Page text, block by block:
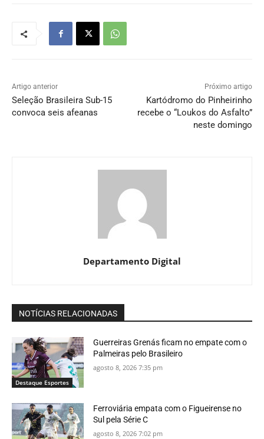
Artigo anterior
Seleção Brasileira Sub-15
convoca seis afeanas
Próximo artigo
Kartódromo do Pinheirinho
recebe o “Loukos do Asfalto”
neste domingo
Departamento Digital
NOTÍCIAS RELACIONADAS
Destaque Esportes
Guerreiras Grenás ficam no empate com o
Palmeiras pelo Brasileiro
agosto 8, 2026 7:35 pm
Ferroviária empata com o Figueirense no
Sul pela Série C
agosto 8, 2026 7:02 pm